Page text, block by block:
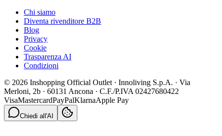
Chi siamo
Diventa rivenditore B2B
Blog
Privacy
Cookie
Trasparenza AI
Condizioni
© 2026 Inshopping Official Outlet · Innoliving S.p.A. · Via
Merloni, 2b · 60131 Ancona · C.F./P.IVA 02427680422
VisaMastercardPayPalKlarnaApple Pay
Chiedi all'AI